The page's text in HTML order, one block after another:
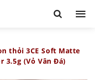
thỏi 3CE Soft Matte
3.5g (Vỏ Vân Đá)